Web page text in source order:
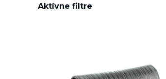
Aktívne filtre